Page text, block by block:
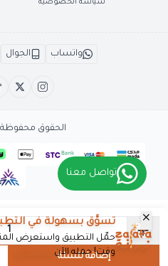
إضافة للسلة
سياسة الخصوصية
واتساب الجوال
الحقوق محفوظة |
تواصل معنا
تسوَّق بسهولة في
حمِّل التطبيق واستعرض
وقت! حمله الآن